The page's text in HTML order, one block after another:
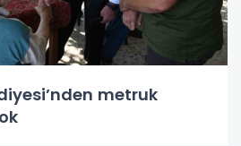
metruk